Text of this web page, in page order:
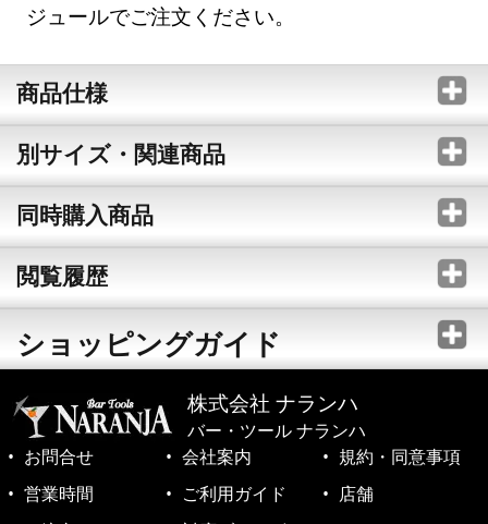
ジュールでご注文ください。
商品仕様
別サイズ・関連商品
同時購入商品
閲覧履歴
ショッピングガイド
株式会社 ナランハ
バー・ツール ナランハ
お問合せ
会社案内
規約・同意事項
営業時間
ご利用ガイド
店舗